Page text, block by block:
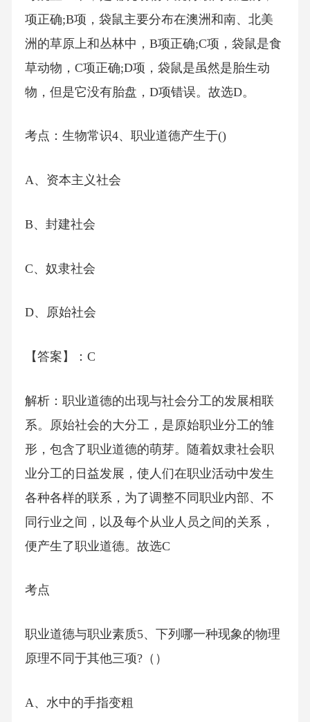
项正确;B项，袋鼠主要分布在澳洲和南、北美
洲的草原上和丛林中，B项正确;C项，袋鼠是食
草动物，C项正确;D项，袋鼠是虽然是胎生动
物，但是它没有胎盘，D项错误。故选D。
考点：生物常识4、职业道德产生于()
A、资本主义社会
B、封建社会
C、奴隶社会
D、原始社会
【答案】：C
解析：职业道德的出现与社会分工的发展相联
系。原始社会的大分工，是原始职业分工的雏
形，包含了职业道德的萌芽。随着奴隶社会职
业分工的日益发展，使人们在职业活动中发生
各种各样的联系，为了调整不同职业内部、不
同行业之间，以及每个从业人员之间的关系，
便产生了职业道德。故选C
考点
职业道德与职业素质5、下列哪一种现象的物理
原理不同于其他三项?（）
A、水中的手指变粗